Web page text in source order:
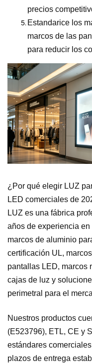
precios
Estandarice los
marcos de las
para reducir los
¿Por qué elegir LUZ
LED comerciales de
LUZ es una fábrica
años de experiencia
marcos de aluminio
certificación UL,
pantallas LED, marcos
cajas de luz y
perimetral para el
Nuestros productos
(E523796), ETL, CE y
estándares
plazos de entrega